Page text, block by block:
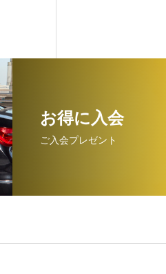
お得に入会
ご入会プレゼント